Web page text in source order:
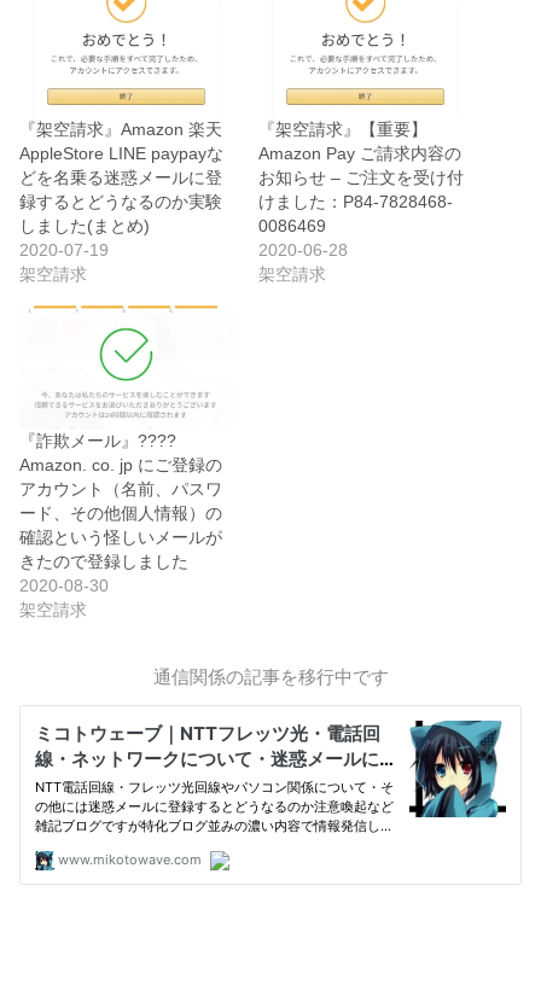
『架空請求』Amazon 楽天
AppleStore LINE paypayな
どを名乗る迷惑メールに登
録するとどうなるのか実験
しました(まとめ)
2020-07-19
架空請求
『架空請求』【重要】
Аmazon Pay ご請求内容の
お知らせ – ご注文を受け付
けました：P84-7828468-
0086469
2020-06-28
架空請求
『詐欺メール』????
Amazon. co. jp にご登録の
アカウント（名前、パスワ
ード、その他個人情報）の
確認という怪しいメールが
きたので登録しました
2020-08-30
架空請求
通信関係の記事を移行中です